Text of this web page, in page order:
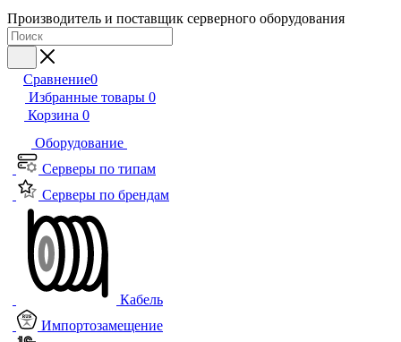
Производитель и поставщик серверного оборудования
Сравнение0
Избранные товары 0
Корзина 0
Оборудование
Серверы по типам
Серверы по брендам
Кабель
Импортозамещение